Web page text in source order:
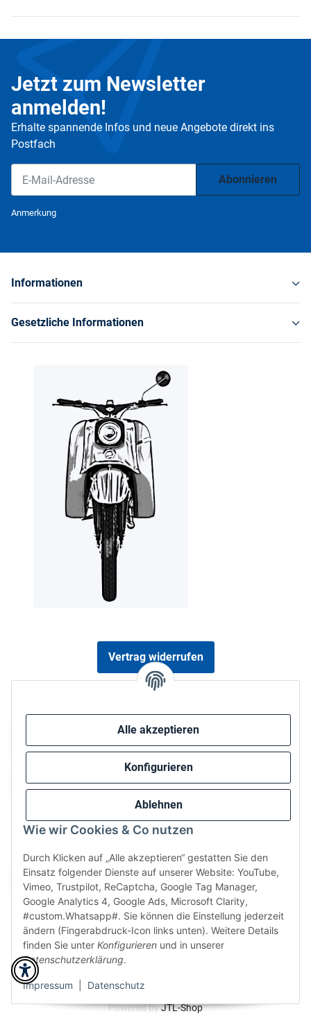
Alle akzeptieren
Konfigurieren
Ablehnen
Wie wir Cookies & Co nutzen
Durch Klicken auf „Alle akzeptieren“ gestatten Sie den
Einsatz folgender Dienste auf unserer Website: YouTube,
Vimeo, Trustpilot, ReCaptcha, Google Tag Manager,
Google Analytics 4, Google Ads, Microsoft Clarity,
#custom.Whatsapp#. Sie können die Einstellung jederzeit
ändern (Fingerabdruck-Icon links unten). Weitere Details
finden Sie unter Konfigurieren und in unserer
Datenschutzerklärung.
Impressum Datenschutz
Jetzt zum Newsletter
anmelden!
Erhalte spannende Infos und neue Angebote direkt ins
Postfach
Abonnieren
Anmerkung
Informationen
Gesetzliche Informationen
Vertrag widerrufen
Wir versenden via:
* Alle Preise inkl. gesetzlicher USt., zzgl.
Powered byJTL-Shop